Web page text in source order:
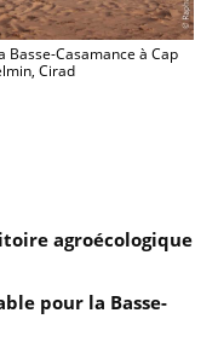
ire agroécologique
pour la Basse-
Casamance à Cap
Cirad